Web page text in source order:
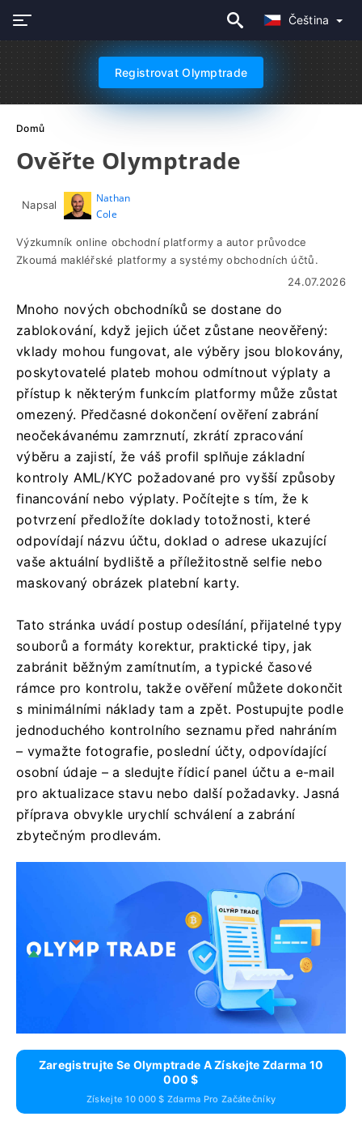
Čeština
Registrovat Olymptrade
Domů
Ověřte Olymptrade
Napsal
Nathan
Cole
Výzkumník online obchodní platformy a autor průvodce
Zkoumá makléřské platformy a systémy obchodních účtů.
24.07.2026
Mnoho nových obchodníků se dostane do
zablokování, když jejich účet zůstane neověřený:
vklady mohou fungovat, ale výběry jsou blokovány,
poskytovatelé plateb mohou odmítnout výplaty a
přístup k některým funkcím platformy může zůstat
omezený. Předčasné dokončení ověření zabrání
neočekávanému zamrznutí, zkrátí zpracování
výběru a zajistí, že váš profil splňuje základní
kontroly AML/KYC požadované pro vyšší způsoby
financování nebo výplaty. Počítejte s tím, že k
potvrzení předložíte doklady totožnosti, které
odpovídají názvu účtu, doklad o adrese ukazující
vaše aktuální bydliště a příležitostně selfie nebo
maskovaný obrázek platební karty.
Tato stránka uvádí postup odesílání, přijatelné typy
souborů a formáty korektur, praktické tipy, jak
zabránit běžným zamítnutím, a typické časové
rámce pro kontrolu, takže ověření můžete dokončit
s minimálními náklady tam a zpět. Postupujte podle
jednoduchého kontrolního seznamu před nahráním
– vymažte fotografie, poslední účty, odpovídající
osobní údaje – a sledujte řídicí panel účtu a e-mail
pro aktualizace stavu nebo další požadavky. Jasná
příprava obvykle urychlí schválení a zabrání
zbytečným prodlevám.
Zaregistrujte Se Olymptrade A Získejte Zdarma 10
000 $
Získejte 10 000 $ Zdarma Pro Začátečníky